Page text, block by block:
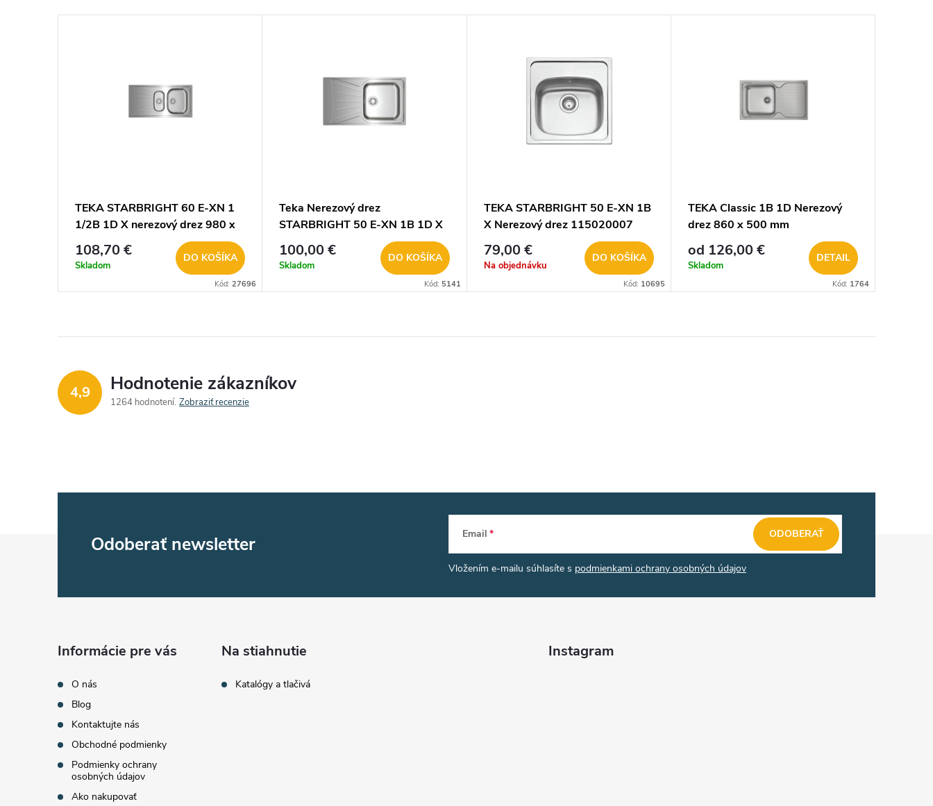
TEKA STARBRIGHT 60 E-XN 1
1/2B 1D X nerezový drez 980 x
500 mm 115150003
108,70 €
Skladom
DO KOŠÍKA
Kód:27696
Teka Nerezový drez
STARBRIGHT 50 E-XN 1B 1D X
860 x 500 mm
100,00 €
Skladom
DO KOŠÍKA
Kód: 5141
TEKA STARBRIGHT 50 E-XN 1B
X Nerezový drez 115020007
79,00 €
Na objednávku
DO KOŠÍKA
Kód: 10695
TEKA Classic 1B 1D Nerezový
drez 860 x 500 mm
od 126,00 €
Skladom
DETAIL
Kód: 1764
4,9 Hodnotenie zákazníkov
1264 hodnotení Zobraziť recenzie
Odoberať newsletter Email
Vložením e-mailu súhlasíte s podmienkami ochrany osobných údajov
ODOBERAŤ
Informácie pre vás
O nás
Blog
Kontaktujte nás
Obchodné podmienky
Podmienky ochrany
osobných údajov
Ako nakupovať
Na stiahnutie
Katalógy a tlačivá
Instagram